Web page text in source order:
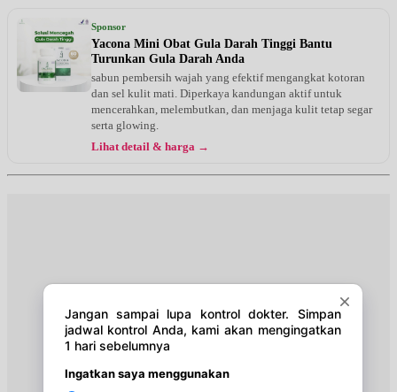
Jam 07:30 - 09:30
UMUM
Jumat, 21/08/2026
Jam 19:00 - 20:30
Jam 09:00 - 12:00
Jam 16:30 - 19:30
Kamis, 27/08/2026
Jam 07:30 - 09:30
Sponsor
Yacona Mini Obat Gula Darah Tinggi Bantu
Turunkan Gula Darah Anda
sabun pembersih wajah yang efektif mengangkat kotoran
dan sel kulit mati. Diperkaya kandungan aktif untuk
mencerahkan, melembutkan, dan menjaga kulit tetap segar
serta glowing.
Lihat detail & harga →